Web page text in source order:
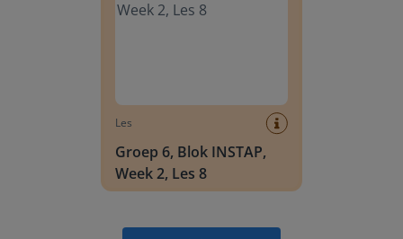
Les
Groep 6, Blok INSTAP,
Week 2, Les 8